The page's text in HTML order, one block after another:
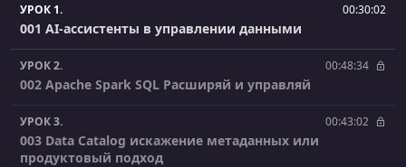
УРОК 1. 00:30:02
001 AI-ассистенты в управлении данными
УРОК 2. 00:48:34
002 Apache Spark SQL Расширяй и управляй
УРОК 3. 00:43:02
003 Data Catalog искажение метаданных или
продуктовый подход